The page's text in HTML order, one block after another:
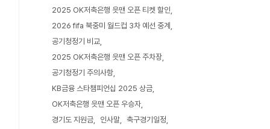
2025 OK저축은행 읏맨 오픈 티켓 할인
2026 fifa 북중미 월드컵 3차 예선 중계
공기청정기 비교
2025 OK저축은행 읏맨 오픈 주차장
공기청정기 주의사항
KB금융 스타챔피언십 2025 상금
OK저축은행 읏맨 오픈 우승자
경기도 지원금
인사말 축구경기일정